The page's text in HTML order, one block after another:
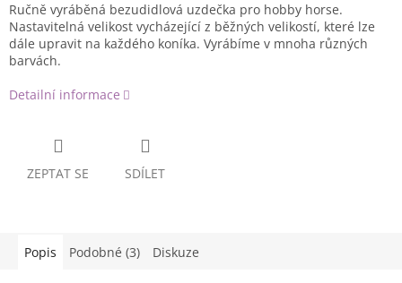
Ručně vyráběná bezudidlová uzdečka pro hobby horse.
Nastavitelná velikost vycházející z běžných velikostí, které lze
dále upravit na každého koníka. Vyrábíme v mnoha různých
barvách.
Detailní informace
ZEPTAT SE SDÍLET
Popis Podobné (3) Diskuze